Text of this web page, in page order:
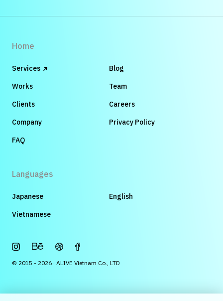
© 2015 - 2026 · ALIVE Vietnam Co., LTD
Home
Services
Works
Clients
Company
FAQ
Blog
Team
Careers
Privacy Policy
Languages
Japanese
English
Vietnamese